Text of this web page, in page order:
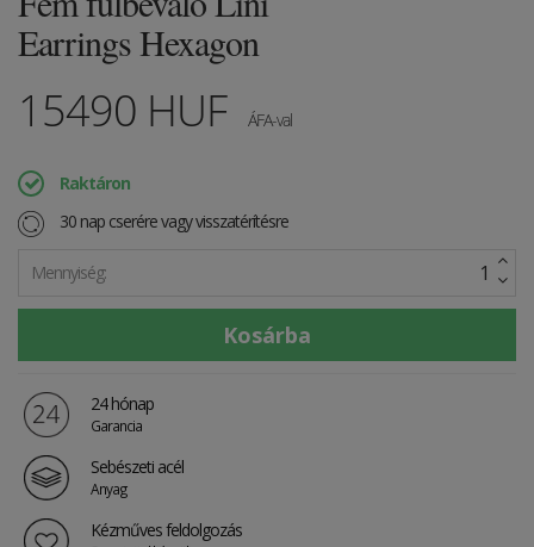
Earrings Hexagon
15490 HUF ÁFA-val
Raktáron
30 nap cserére vagy visszatérítésre
Mennyiség:
24 hónap
Garancia
Sebészeti acél
Anyag
Kézműves feldolgozás